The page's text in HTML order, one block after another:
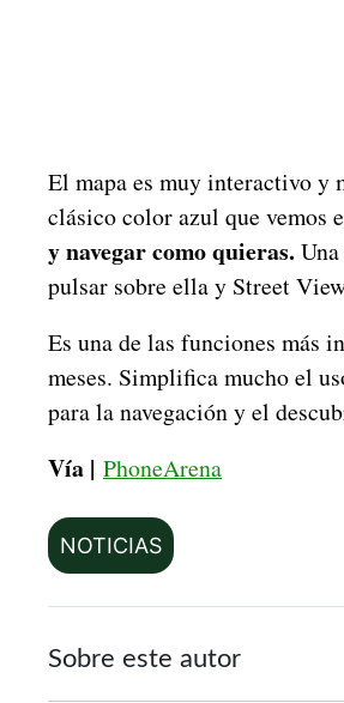
El mapa es muy interactivo y
clásico color azul que vemos
y navegar como quieras.
pulsar sobre ella y Street
Es una de las funciones más
meses. Simplifica mucho el
para la navegación y el
Vía | PhoneArena
NOTICIAS
Sobre este autor